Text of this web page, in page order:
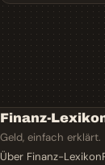
Finanz-
Geld, einfach erklärt.
Über Finanz-Lexikon